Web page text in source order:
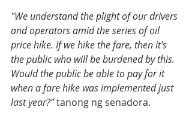
"We understand the plight of our drivers
and operators amid the series of oil
price hike. If we hike the fare, then it's
the public who will be burdened by this.
Would the public be able to pay for it
when a fare hike was implemented just
last year?” tanong ng senadora.